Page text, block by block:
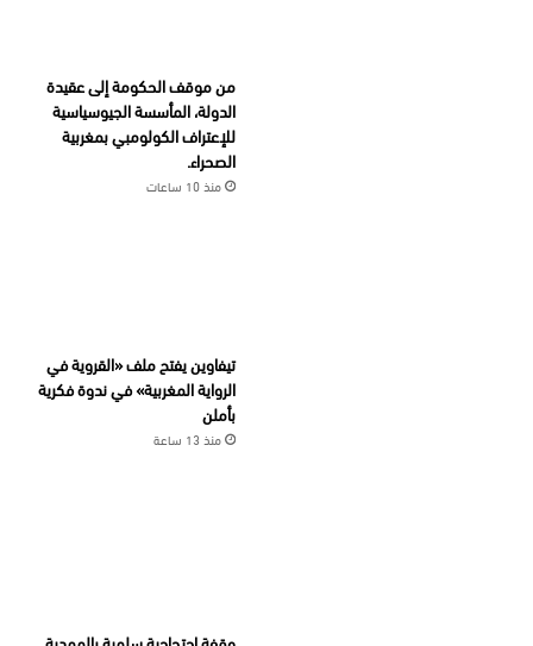
من موقف الحكومة إلى عقيدة
الدولة، المأسسة الجيوسياسية
للإعتراف الكولومبي بمغربية
الصحراء.
منذ 10 ساعات
تيفاوين يفتح ملف «القروية في
الرواية المغربية» في ندوة فكرية
بأملن
منذ 13 ساعة